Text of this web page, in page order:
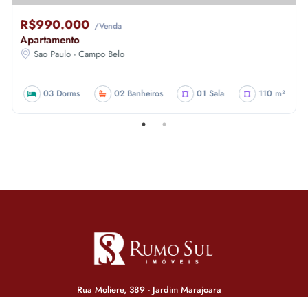
R$990.000 /Venda
Apartamento
Sao Paulo - Campo Belo
03 Dorms 02 Banheiros 01 Sala 110 m²
Rua Moliere, 389 - Jardim Marajoara